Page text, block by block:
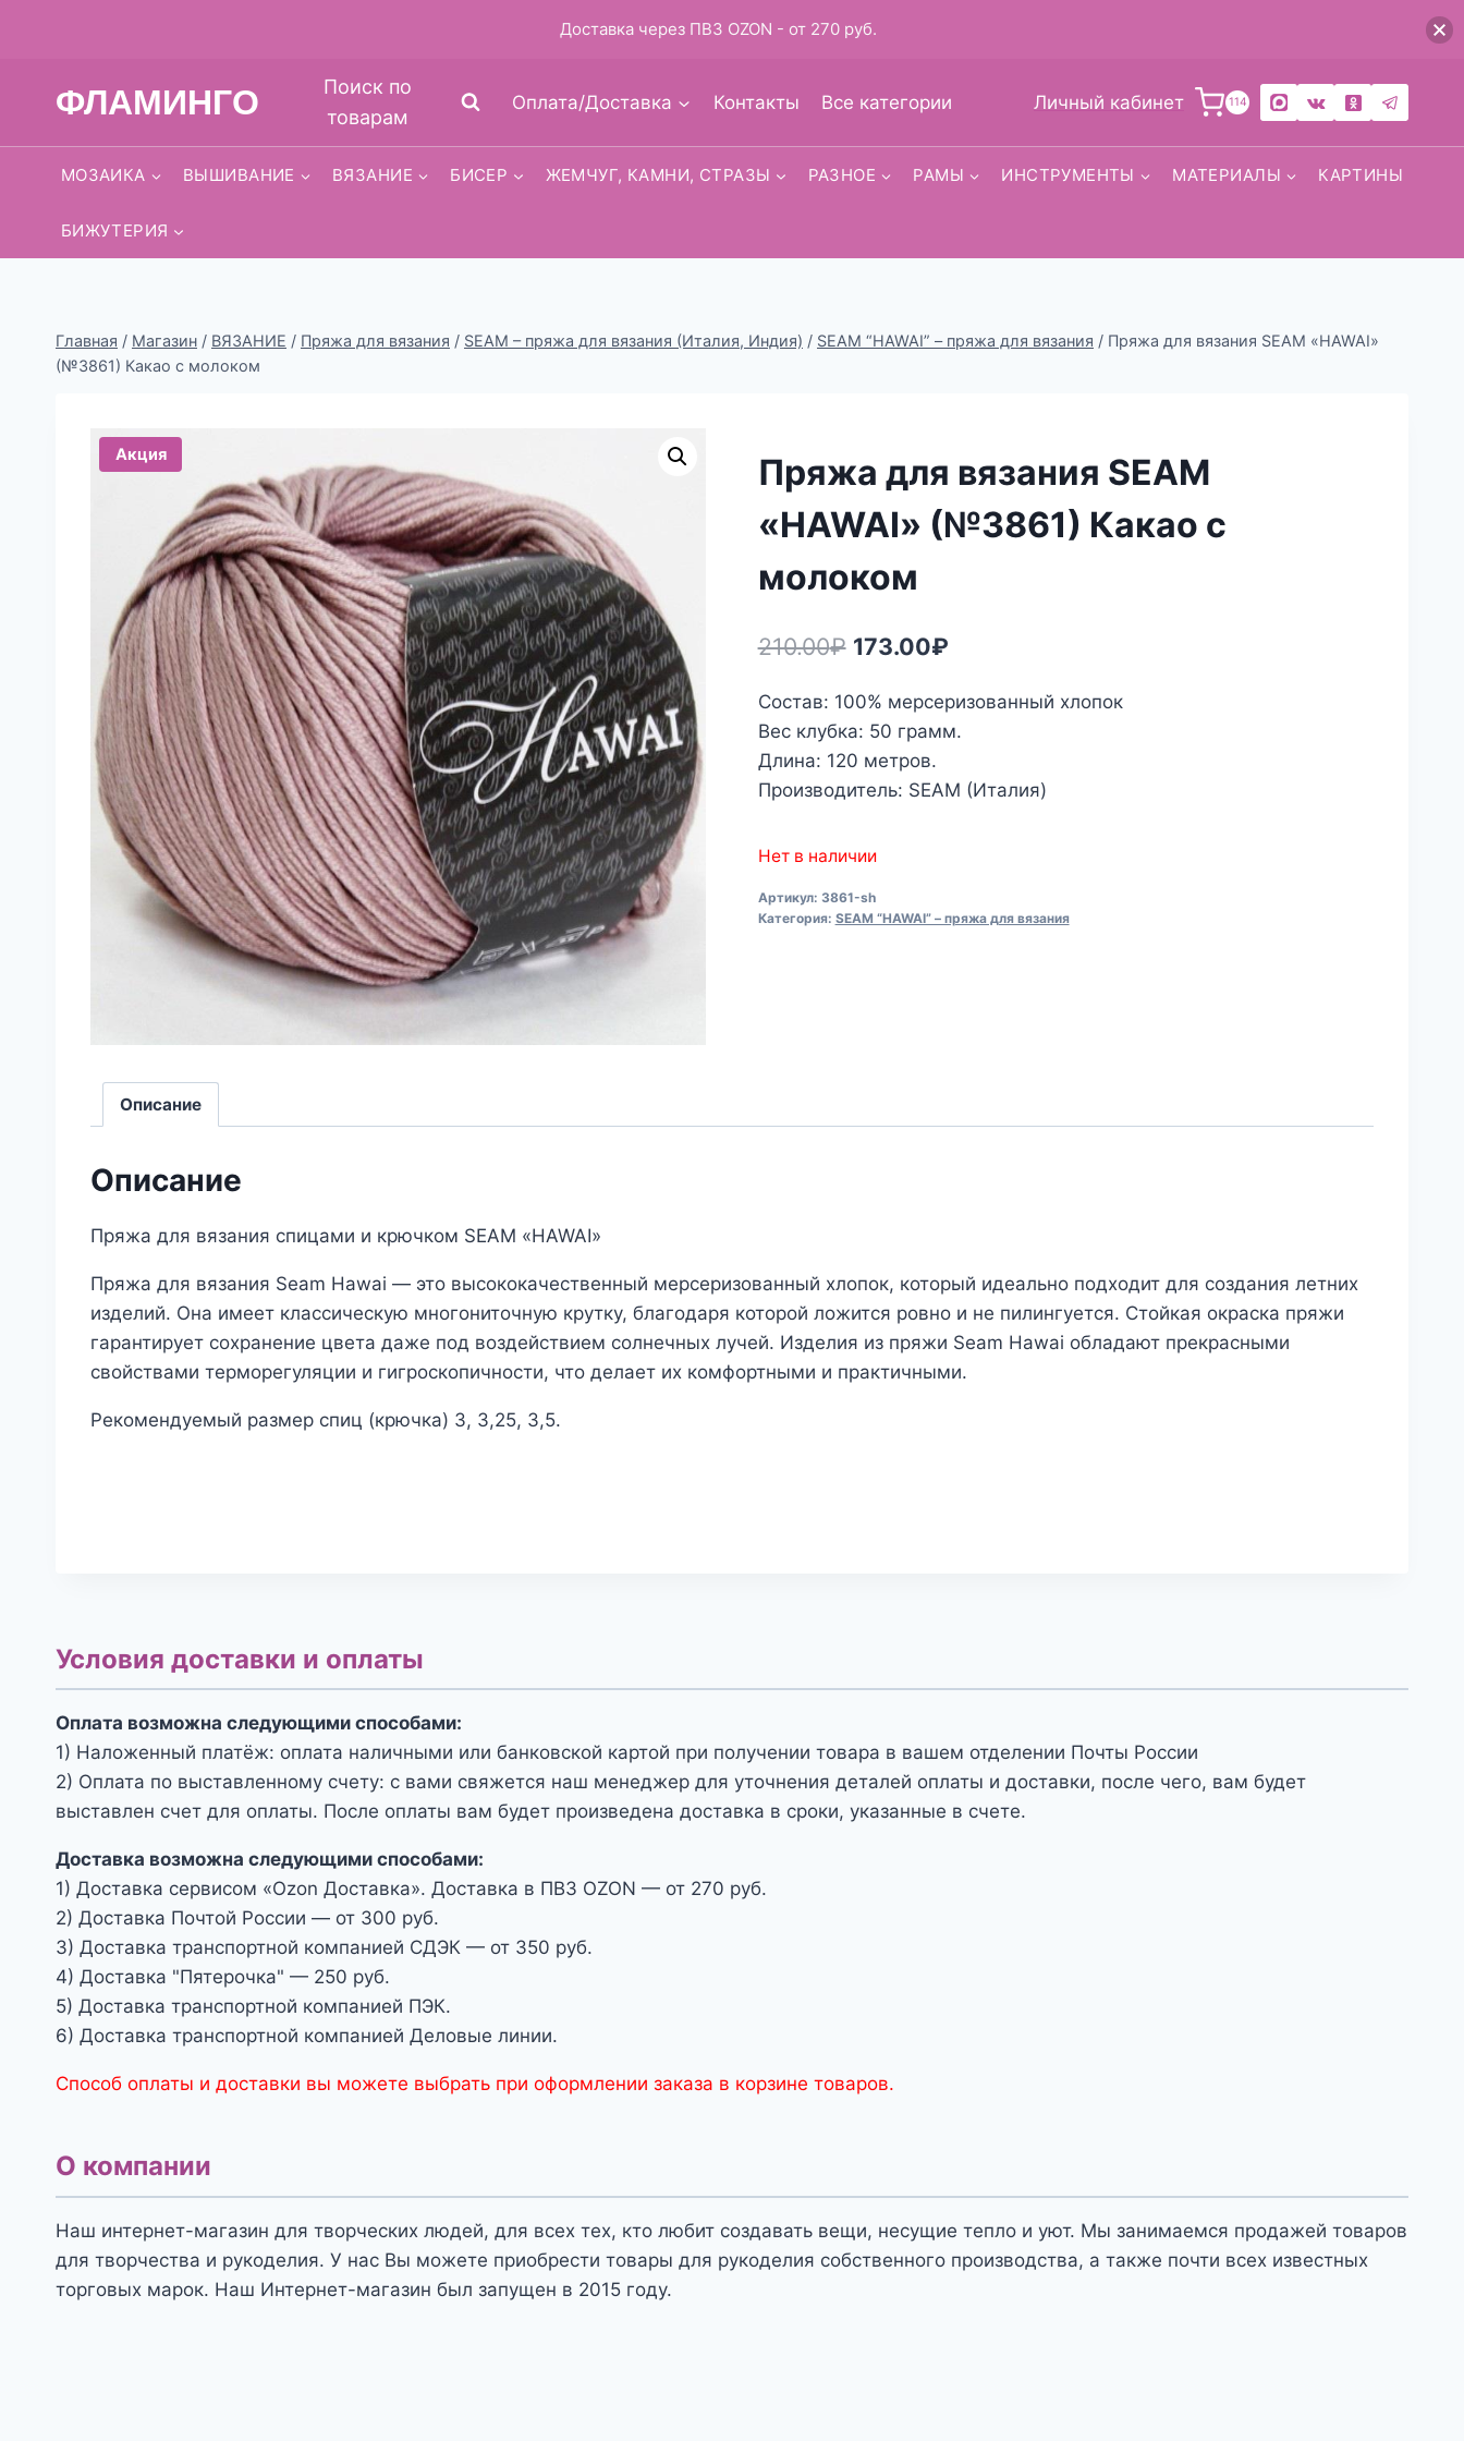
ФЛАМИНГО
Поиск по
товарам
Оплата/Доставка Контакты Все категории Личный кабинет 114
МОЗАИКА ВЫШИВАНИЕ ВЯЗАНИЕ БИСЕР ЖЕМЧУГ, КАМНИ, СТРАЗЫ РАЗНОЕ РАМЫ ИНСТРУМЕНТЫ МАТЕРИАЛЫ КАРТИНЫ
БИЖУТЕРИЯ
Главная / Магазин / ВЯЗАНИЕ / Пряжа для вязания / SEAM – пряжа для вязания (Италия, Индия) / SEAM “HAWAI” – пряжа для вязания / Пряжа для вязания SEAM «HAWAI»
(№3861) Какао с молоком
Акция
Пряжа для вязания SEAM
«HAWAI» (№3861) Какао с
молоком
210.00₽ Первоначальная
составляла
210.00₽.
173.00₽Текущая
173.00₽.
Состав: 100% мерсеризованный хлопок
Вес клубка: 50 грамм.
Длина: 120 метров.
Производитель: SEAM (Италия)
Нет в наличии
Артикул: 3861-sh
Категория: SEAM “HAWAI” – пряжа для вязания
Описание
Описание
Пряжа для вязания спицами и крючком SEAM «HAWAI»
Пряжа для вязания Seam Hawai — это высококачественный мерсеризованный хлопок, который идеально подходит для создания летних
изделий. Она имеет классическую многониточную крутку, благодаря которой ложится ровно и не пилингуется. Стойкая окраска пряжи
гарантирует сохранение цвета даже под воздействием солнечных лучей. Изделия из пряжи Seam Hawai обладают прекрасными
свойствами терморегуляции и гигроскопичности, что делает их комфортными и практичными.
Рекомендуемый размер спиц (крючка) 3, 3,25, 3,5.
Условия доставки и оплаты
Оплата возможна следующими способами:
1) Наложенный платёж: оплата наличными или банковской картой при получении товара в вашем отделении Почты России
2) Оплата по выставленному счету: с вами свяжется наш менеджер для уточнения деталей оплаты и доставки, после чего, вам будет
выставлен счет для оплаты. После оплаты вам будет произведена доставка в сроки, указанные в счете.
Доставка возможна следующими способами:
1) Доставка сервисом «Ozon Доставка». Доставка в ПВЗ OZON — от 270 руб.
2) Доставка Почтой России — от 300 руб.
3) Доставка транспортной компанией СДЭК — от 350 руб.
4) Доставка "Пятерочка" — 250 руб.
5) Доставка транспортной компанией ПЭК.
6) Доставка транспортной компанией Деловые линии.
Способ оплаты и доставки вы можете выбрать при оформлении заказа в корзине товаров.
О компании
Наш интернет-магазин для творческих людей, для всех тех, кто любит создавать вещи, несущие тепло и уют. Мы занимаемся продажей товаров
для творчества и рукоделия. У нас Вы можете приобрести товары для рукоделия собственного производства, а также почти всех известных
торговых марок. Наш Интернет-магазин был запущен в 2015 году.
Доставка через ПВЗ OZON - от 270 руб.